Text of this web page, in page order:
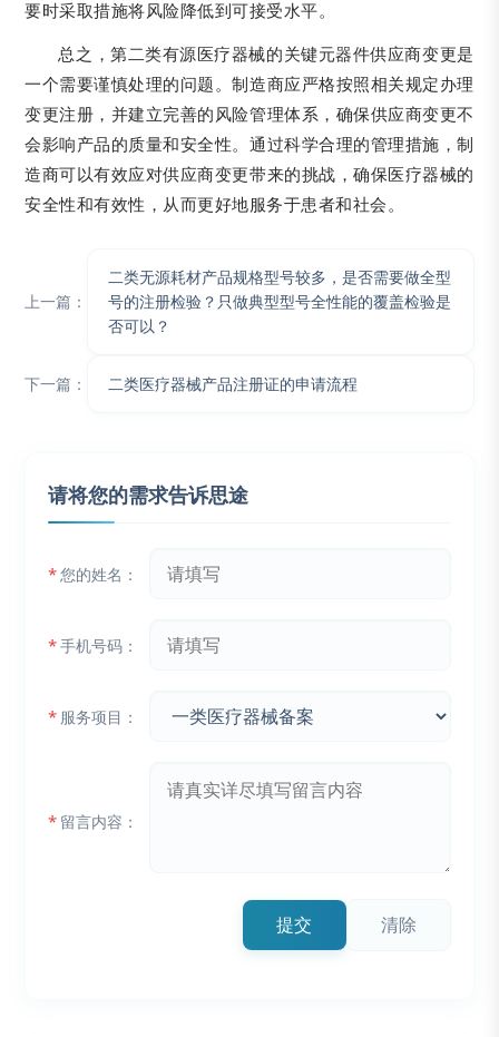
要时采取措施将风险降低到可接受水平。
总之，第二类有源医疗器械的关键元器件供应商变更是
一个需要谨慎处理的问题。制造商应严格按照相关规定办理
变更注册，并建立完善的风险管理体系，确保供应商变更不
会影响产品的质量和安全性。通过科学合理的管理措施，制
造商可以有效应对供应商变更带来的挑战，确保医疗器械的
安全性和有效性，从而更好地服务于患者和社会。
上一篇：
二类无源耗材产品规格型号较多，是否需要做全型
号的注册检验？只做典型型号全性能的覆盖检验是
否可以？
下一篇： ​二类医疗器械产品注册证的申请流程
请将您的需求告诉思途
*您的姓名：
*手机号码：
* 服务项目：
* 留言内容：
提交 清除